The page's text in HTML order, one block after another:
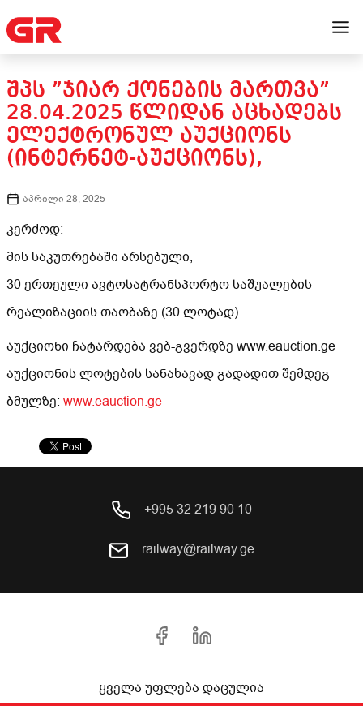
ᲨᲞᲡ ”ᲯᲘᲐᲠ ᲥᲝᲜᲔᲑᲘᲡ ᲛᲐᲠᲗᲕᲐ”
28.04.2025 ᲬᲚᲘᲓᲐᲜ ᲐᲪᲮᲐᲓᲔᲑᲡ
ᲔᲚᲔᲥᲢᲠᲝᲜᲣᲚ ᲐᲣᲥᲪᲘᲝᲜᲡ
(ᲘᲜᲢᲔᲠᲜᲔᲢ-ᲐᲣᲥᲪᲘᲝᲜᲡ),
აპრილი 28, 2025
კერძოდ:
მის საკუთრებაში არსებული,
30 ერთეული ავტოსატრანსპორტო საშუალების
რეალიზაციის თაობაზე (30 ლოტად).
აუქციონი ჩატარდება ვებ-გვერდზე www.eauction.ge
აუქციონის ლოტების სანახავად გადადით შემდეგ
ბმულზე: www.eauction.ge
+995 32 219 90 10
railway@railway.ge
ყველა უფლება დაცულია